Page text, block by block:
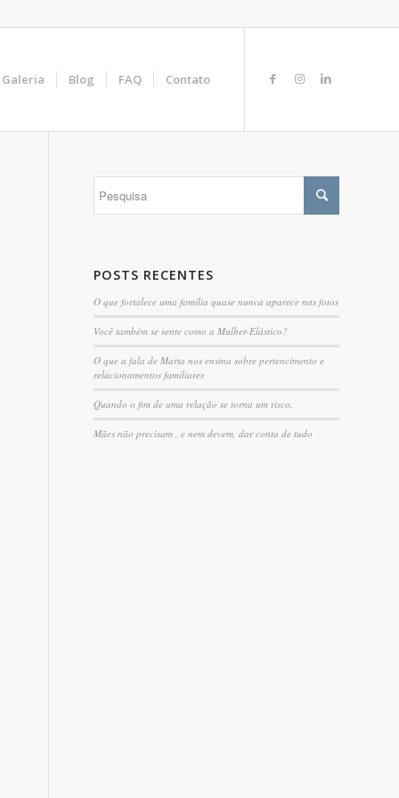
Galeria Blog FAQ Contato
POSTS RECENTES
O que fortalece uma família quase nunca aparece nas fotos
Você também se sente como a Mulher-Elástico?
O que a fala de Marta nos ensina sobre pertencimento e
relacionamentos familiares
Quando o fim de uma relação se torna um risco.
Mães não precisam , e nem devem, dar conta de tudo